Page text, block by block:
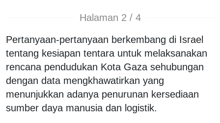
Halaman 2 / 4
Pertanyaan-pertanyaan berkembang di Israel
tentang kesiapan tentara untuk melaksanakan
rencana pendudukan Kota Gaza sehubungan
dengan data mengkhawatirkan yang
menunjukkan adanya penurunan kersediaan
sumber daya manusia dan logistik.